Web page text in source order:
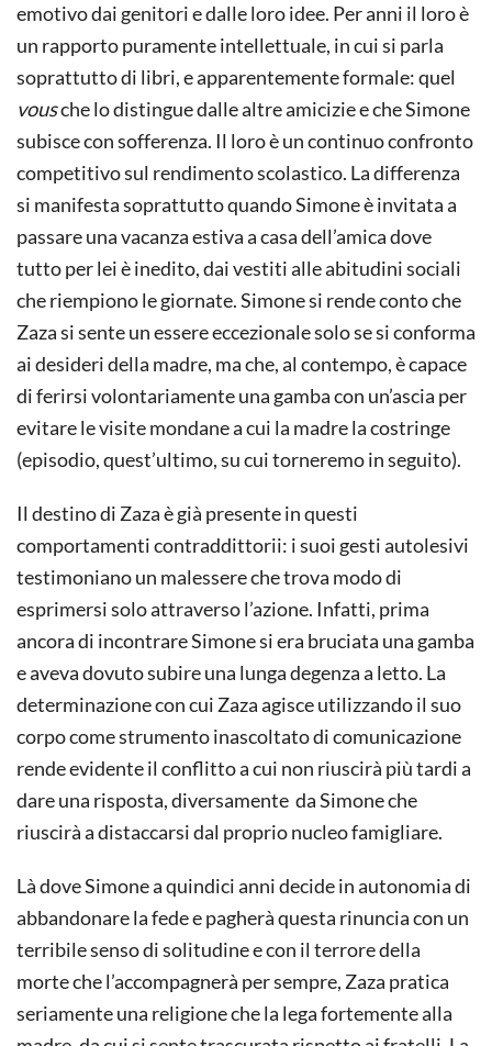
emotivo dai genitori e dalle loro idee. Per anni il loro è
un rapporto puramente intellettuale, in cui si parla
soprattutto di libri, e apparentemente formale: quel
vousche lo distingue dalle altre amicizie e che Simone
subisce con sofferenza. Il loro è un continuo confronto
competitivo sul rendimento scolastico. La differenza
si manifesta soprattutto quando Simone è invitata a
passare una vacanza estiva a casa dell’amica dove
tutto per lei è inedito, dai vestiti alle abitudini sociali
che riempiono le giornate. Simone si rende conto che
Zaza si sente un essere eccezionale solo se si conforma
ai desideri della madre, ma che, al contempo, è capace
di ferirsi volontariamente una gamba con un’ascia per
evitare le visite mondane a cui la madre la costringe
(episodio, quest’ultimo, su cui torneremo in seguito).
Il destino di Zaza è già presente in questi
comportamenti contraddittorii: i suoi gesti autolesivi
testimoniano un malessere che trova modo di
esprimersi solo attraverso l’azione. Infatti, prima
ancora di incontrare Simone si era bruciata una gamba
e aveva dovuto subire una lunga degenza a letto. La
determinazione con cui Zaza agisce utilizzando il suo
corpo come strumento inascoltato di comunicazione
rende evidente il conflitto a cui non riuscirà più tardi a
dare una risposta, diversamente da Simone che
riuscirà a distaccarsi dal proprio nucleo famigliare.
Là dove Simone a quindici anni decide in autonomia di
abbandonare la fede e pagherà questa rinuncia con un
terribile senso di solitudine e con il terrore della
morte che l’accompagnerà per sempre, Zaza pratica
seriamente una religione che la lega fortemente alla